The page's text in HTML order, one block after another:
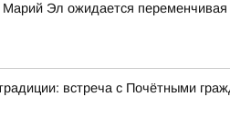
Эл ожидается переменчивая
встреча с Почётными